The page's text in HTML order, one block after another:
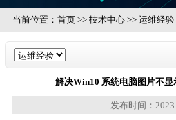
当前位置： 首页>> 技术中心>> 运维经验
解决Win10 系统电脑图片不
发布时间：